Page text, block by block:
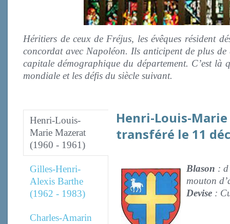
Héritiers de ceux de Fréjus, les évêques résident
concordat avec Napoléon. Ils anticipent de plus
capitale démographique du département. C’est là
mondiale et les défis du siècle suivant.
Henri-Louis-
Marie Mazerat
(1960 - 1961)
Gilles-Henri-
Alexis Barthe
(1962 - 1983)
Charles-Amarin
Henri-Louis-
transféré le 11
Blason :
mouton
Devise :